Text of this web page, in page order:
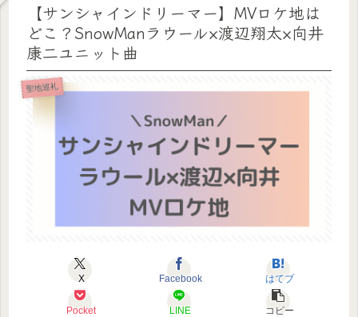
【サンシャインドリーマー】MVロケ地は
どこ？SnowManラウール×渡辺翔太×向井
康二ユニット曲
聖地巡礼
X Facebook はてブ
Pocket LINE コピー